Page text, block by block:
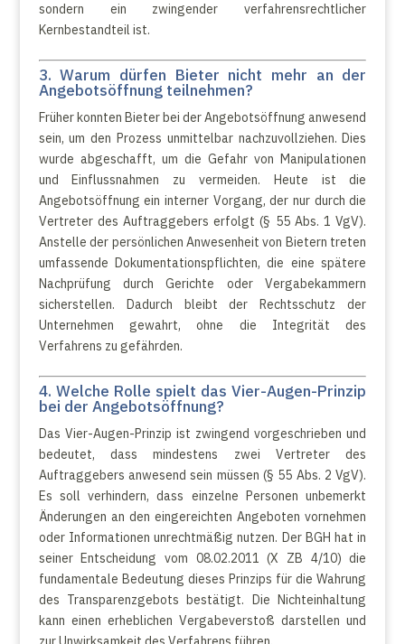
sondern ein zwingender verfahrensrechtlicher
Kernbestandteil ist.
3. Warum dürfen Bieter nicht mehr an der
Angebotsöffnung teilnehmen?
Früher konnten Bieter bei der Angebotsöffnung anwesend
sein, um den Prozess unmittelbar nachzuvollziehen. Dies
wurde abgeschafft, um die Gefahr von Manipulationen
und Einflussnahmen zu vermeiden. Heute ist die
Angebotsöffnung ein interner Vorgang, der nur durch die
Vertreter des Auftraggebers erfolgt (§ 55 Abs. 1 VgV).
Anstelle der persönlichen Anwesenheit von Bietern treten
umfassende Dokumentationspflichten, die eine spätere
Nachprüfung durch Gerichte oder Vergabekammern
sicherstellen. Dadurch bleibt der Rechtsschutz der
Unternehmen gewahrt, ohne die Integrität des
Verfahrens zu gefährden.
4. Welche Rolle spielt das Vier-Augen-Prinzip
bei der Angebotsöffnung?
Das Vier-Augen-Prinzip ist zwingend vorgeschrieben und
bedeutet, dass mindestens zwei Vertreter des
Auftraggebers anwesend sein müssen (§ 55 Abs. 2 VgV).
Es soll verhindern, dass einzelne Personen unbemerkt
Änderungen an den eingereichten Angeboten vornehmen
oder Informationen unrechtmäßig nutzen. Der BGH hat in
seiner Entscheidung vom 08.02.2011 (X ZB 4/10) die
fundamentale Bedeutung dieses Prinzips für die Wahrung
des Transparenzgebots bestätigt. Die Nichteinhaltung
kann einen erheblichen Vergabeverstoß darstellen und